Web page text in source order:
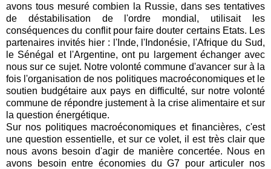
avons tous mesuré combien la Russie, dans ses tentatives
de déstabilisation de l'ordre mondial, utilisait les
conséquences du conflit pour faire douter certains Etats. Les
partenaires invités hier : l'Inde, l'Indonésie, l'Afrique du Sud,
le Sénégal et l'Argentine, ont pu largement échanger avec
nous sur ce sujet. Notre volonté commune d'avancer sur à la
fois l'organisation de nos politiques macroéconomiques et le
soutien budgétaire aux pays en difficulté, sur notre volonté
commune de répondre justement à la crise alimentaire et sur
la question énergétique.
Sur nos politiques macroéconomiques et financières, c'est
une question essentielle, et sur ce volet, il est très clair que
nous avons besoin d'agir de manière concertée. Nous en
avons besoin entre économies du G7 pour articuler nos